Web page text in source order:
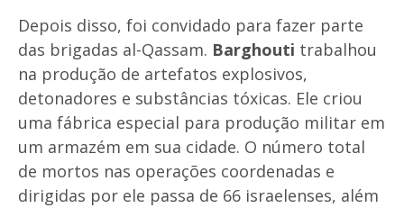
Depois disso, foi convidado para fazer parte
das brigadas al-Qassam. Barghouti trabalhou
na produção de artefatos explosivos,
detonadores e substâncias tóxicas. Ele criou
uma fábrica especial para produção militar em
um armazém em sua cidade. O número total
de mortos nas operações coordenadas e
dirigidas por ele passa de 66 israelenses, além